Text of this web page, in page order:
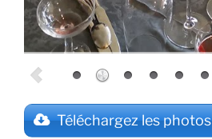
Téléchargez les photos